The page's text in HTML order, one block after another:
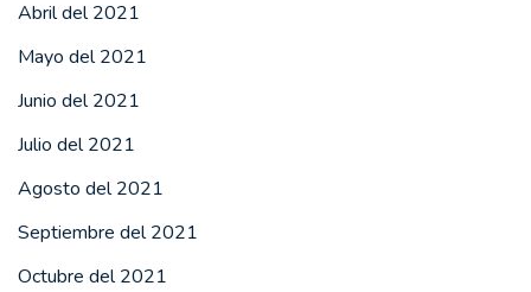
Abril del 2021
Mayo del 2021
Junio del 2021
Julio del 2021
Agosto del 2021
Septiembre del 2021
Octubre del 2021